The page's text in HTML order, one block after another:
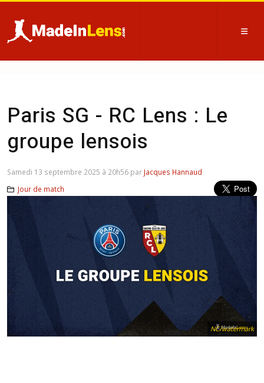
Paris SG - RC Lens : Le
groupe lensois
NC/watermark
Samedi 13 septembre 2025 à 20h56 par Jacques Hannaud
Jour de match